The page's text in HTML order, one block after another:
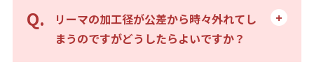
リーマの加工径が公差から時々外れてし
まうのですがどうしたらよいですか？